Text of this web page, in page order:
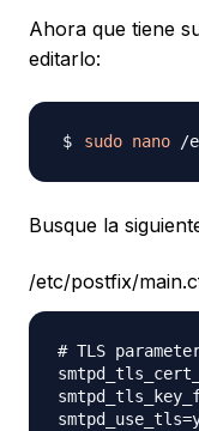
Ahora que tiene
editarlo:
sudo nano
Busque la
/etc/postfix/
# TLS